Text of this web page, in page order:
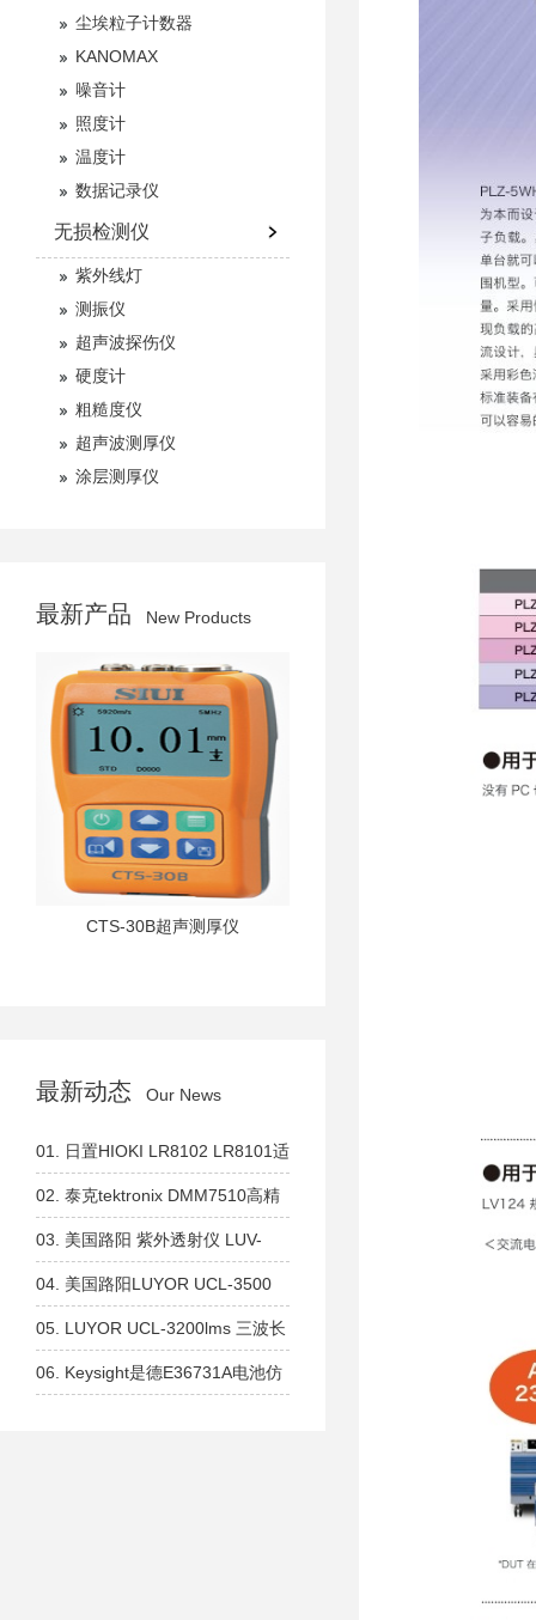
尘埃粒子计数器
KANOMAX
噪音计
照度计
温度计
数据记录仪
无损检测仪
紫外线灯
测振仪
超声波探伤仪
硬度计
粗糙度仪
超声波测厚仪
涂层测厚仪
最新产品 New Products
CTS-30B超声测厚仪
最新动态 Our News
01. 日置HIOKI LR8102 LR8101适
用于系统集成，可扩展模块的数据
采集仪
02. 泰克tektronix DMM7510高精
度、高分辨率数字万用表
03. 美国路阳 紫外透射仪 LUV-
260系列 短波254nm 中波302nm
长波365nm
04. 美国路阳LUYOR UCL-3500
365nm 生物分子交联设备 紫外交
联仪
05. LUYOR UCL-3200lms 三波长
紫外交联仪 254nm 302nm、
06. Keysight是德E36731A电池仿